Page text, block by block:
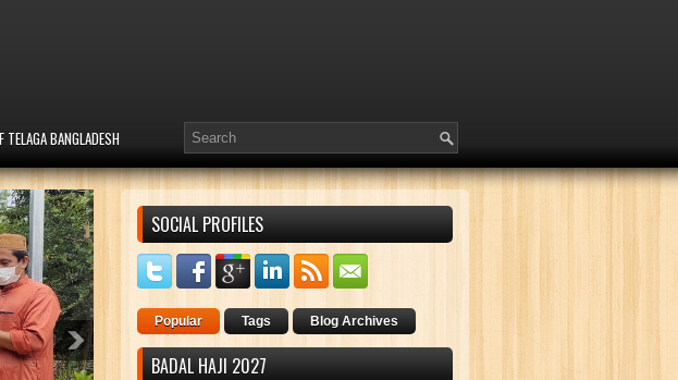
TELAGA BANGLADESH
SOCIAL PROFILES
Popular Tags Blog Archives
BADAL HAJI 2027